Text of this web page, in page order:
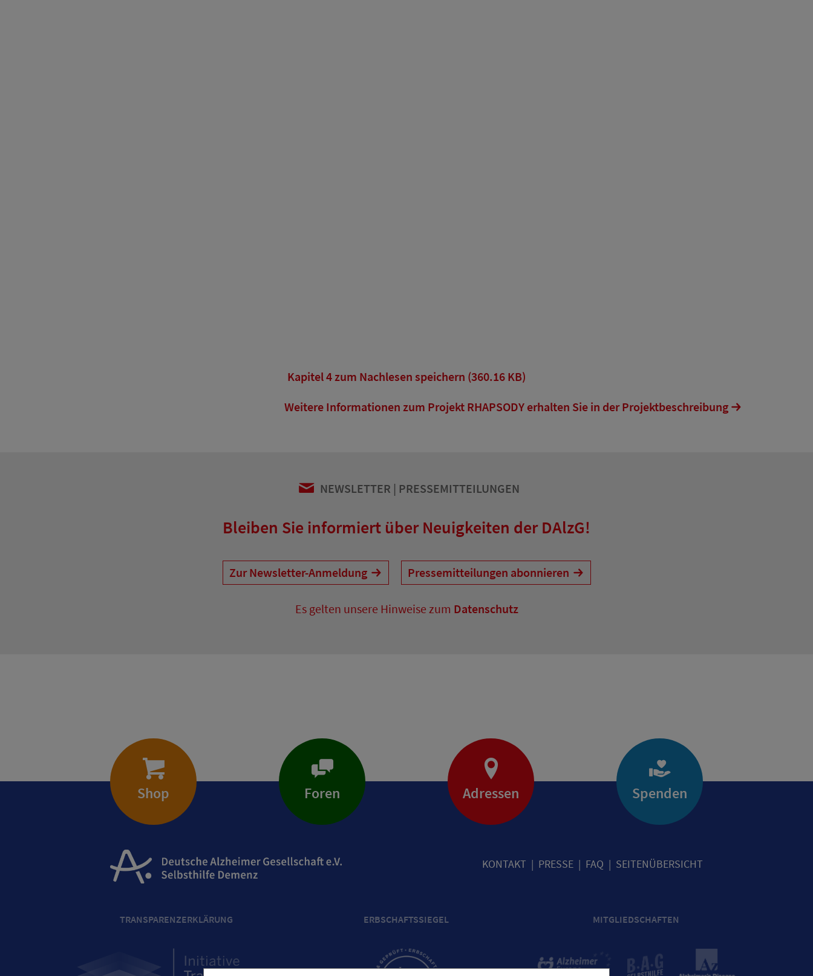
Kapitel 4 zum Nachlesen speichern (360.16 KB)
Weitere Informationen zum Projekt RHAPSODY erhalten Sie in der Projektbeschreibung
NEWSLETTER PRESSEMITTEILUNGEN
Bleiben Sie informiert über Neuigkeiten der DAlzG!
Zur Newsletter-Anmeldung Pressemitteilungen abonnieren
Es gelten unsere Hinweise zum Datenschutz
Shop Foren Adressen Spenden
KONTAKT PRESSE FAQ SEITENÜBERSICHT
TRANSPARENZERKLÄRUNG ERBSCHAFTSSIEGEL MITGLIEDSCHAFTEN